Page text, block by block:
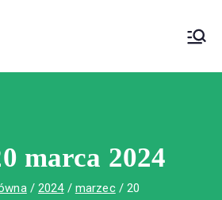
Szpital Specjalistyczny im.
w Czerwonej Górze
marca 2024
2024 marzec 20